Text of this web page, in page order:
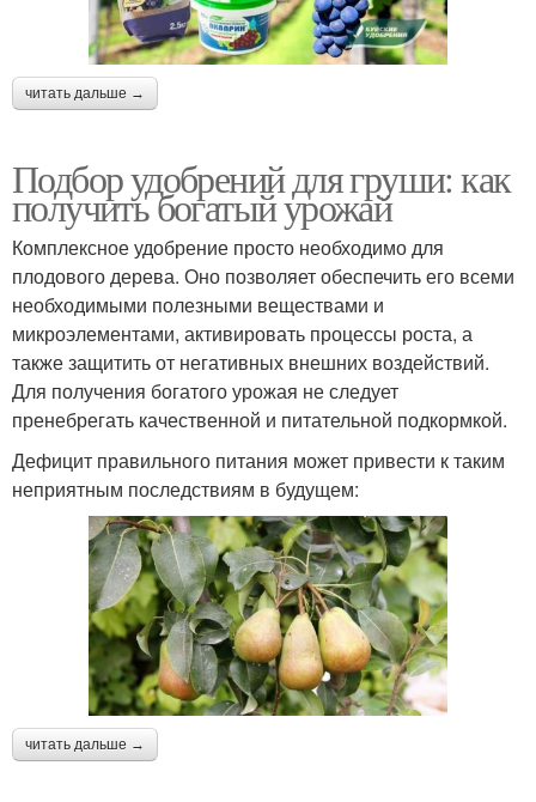
читать дальше →
Подбор удобрений для груши: как
получить богатый урожай
Комплексное удобрение просто необходимо для
плодового дерева. Оно позволяет обеспечить его всеми
необходимыми полезными веществами и
микроэлементами, активировать процессы роста, а
также защитить от негативных внешних воздействий.
Для получения богатого урожая не следует
пренебрегать качественной и питательной подкормкой.
Дефицит правильного питания может привести к таким
неприятным последствиям в будущем:
читать дальше →